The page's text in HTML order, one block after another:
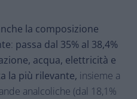
la composizione
: passa dal 35% al 38,4%
acqua, elettricità e
la più rilevante, insieme a
analcoliche (dal 18,1%